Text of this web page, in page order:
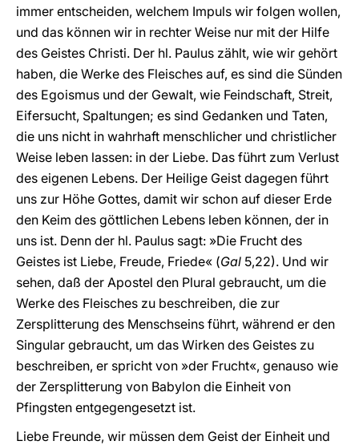
immer entscheiden, welchem Impuls wir folgen wollen,
und das können wir in rechter Weise nur mit der Hilfe
des Geistes Christi. Der hl. Paulus zählt, wie wir gehört
haben, die Werke des Fleisches auf, es sind die Sünden
des Egoismus und der Gewalt, wie Feindschaft, Streit,
Eifersucht, Spaltungen; es sind Gedanken und Taten,
die uns nicht in wahrhaft menschlicher und christlicher
Weise leben lassen: in der Liebe. Das führt zum Verlust
des eigenen Lebens. Der Heilige Geist dagegen führt
uns zur Höhe Gottes, damit wir schon auf dieser Erde
den Keim des göttlichen Lebens leben können, der in
uns ist. Denn der hl. Paulus sagt: »Die Frucht des
Geistes ist Liebe, Freude, Friede« (Gal 5,22). Und wir
sehen, daß der Apostel den Plural gebraucht, um die
Werke des Fleisches zu beschreiben, die zur
Zersplitterung des Menschseins führt, während er den
Singular gebraucht, um das Wirken des Geistes zu
beschreiben, er spricht von »der Frucht«, genauso wie
der Zersplitterung von Babylon die Einheit von
Pfingsten entgegengesetzt ist.
Liebe Freunde, wir müssen dem Geist der Einheit und